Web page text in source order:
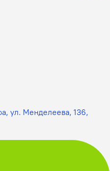
ул. Менделеева, 136,